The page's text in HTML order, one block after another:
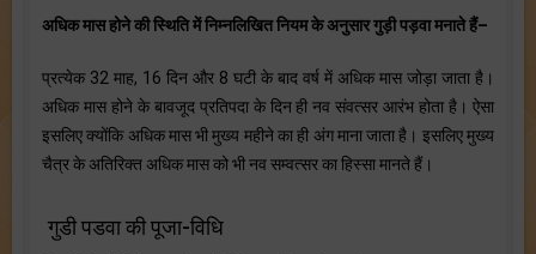
अधिक मास होने की स्थिति में निम्नलिखित नियम के अनुसार गुड़ी पड़वा मनाते हैं–
प्रत्येक 32 माह, 16 दिन और 8 घटी के बाद वर्ष में अधिक मास जोड़ा जाता है।
अधिक मास होने के बावजूद प्रतिपदा के दिन ही नव संवत्सर आरंभ होता है। ऐसा
इसलिए क्योंकि अधिक मास भी मुख्य महीने का ही अंग माना जाता है। इसलिए मुख्य
चैत्र के अतिरिक्त अधिक मास को भी नव सम्वत्सर का हिस्सा मानते हैं।
गुडी पडवा की पूजा-विधि